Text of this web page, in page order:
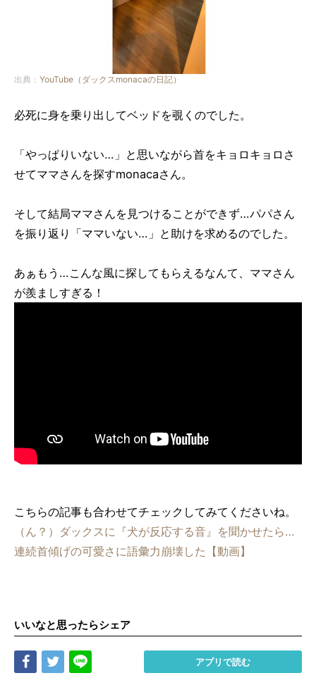
出典： YouTube（ダックスmonacaの日記）
必死に身を乗り出してベッドを覗くのでした。
「やっぱりいない…」と思いながら首をキョロキョロさ
せてママさんを探すmonacaさん。
そして結局ママさんを見つけることができず…パパさん
を振り返り「ママいない…」と助けを求めるのでした。
あぁもう…こんな風に探してもらえるなんて、ママさん
が羨ましすぎる！
こちらの記事も合わせてチェックしてみてくださいね。
（ん？）ダックスに『犬が反応する音』を聞かせたら…
連続首傾げの可愛さに語彙力崩壊した【動画】
いいなと思ったらシェア
Share Tweet アプリで読む